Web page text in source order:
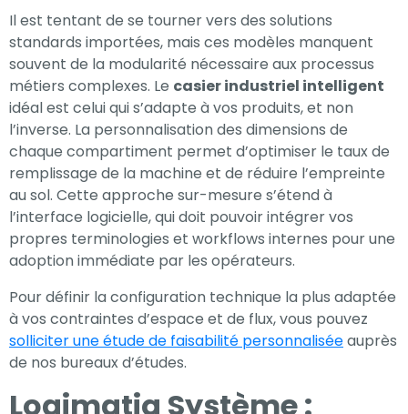
Il est tentant de se tourner vers des solutions
standards importées, mais ces modèles manquent
souvent de la modularité nécessaire aux processus
métiers complexes. Le casier industriel intelligent
idéal est celui qui s’adapte à vos produits, et non
l’inverse. La personnalisation des dimensions de
chaque compartiment permet d’optimiser le taux de
remplissage de la machine et de réduire l’empreinte
au sol. Cette approche sur-mesure s’étend à
l’interface logicielle, qui doit pouvoir intégrer vos
propres terminologies et workflows internes pour une
adoption immédiate par les opérateurs.
Pour définir la configuration technique la plus adaptée
à vos contraintes d’espace et de flux, vous pouvez
solliciter une étude de faisabilité personnaliséeauprès
de nos bureaux d’études.
Logimatiq Système :